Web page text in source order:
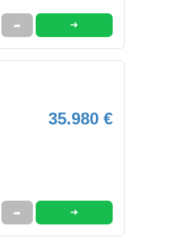
➦ ➜
35.980 €
➦ ➜